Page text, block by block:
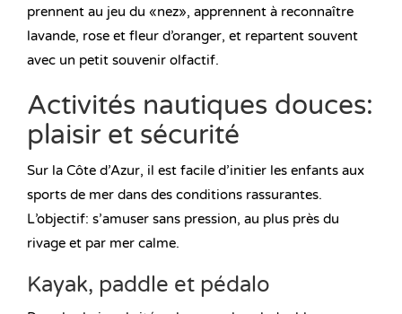
prennent au jeu du «nez», apprennent à reconnaître
lavande, rose et fleur d’oranger, et repartent souvent
avec un petit souvenir olfactif.
Activités nautiques douces:
plaisir et sécurité
Sur la Côte d’Azur, il est facile d’initier les enfants aux
sports de mer dans des conditions rassurantes.
L’objectif: s’amuser sans pression, au plus près du
rivage et par mer calme.
Kayak, paddle et pédalo